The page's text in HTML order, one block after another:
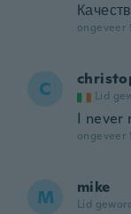
ongeveer
C Lid
I never
ongeveer
M mike
Lid